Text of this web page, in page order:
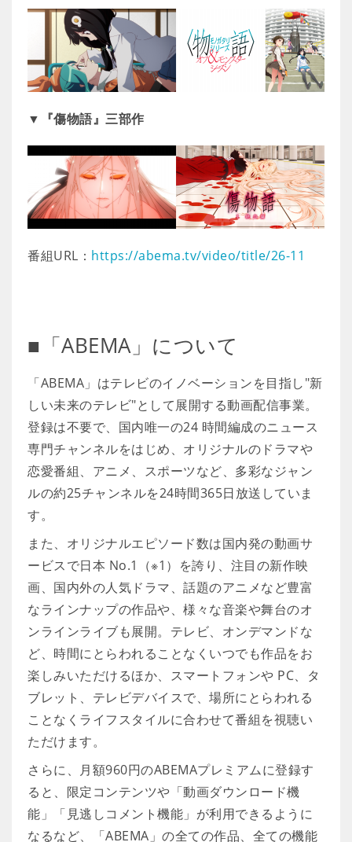
▼『傷物語』三部作
番組URL： https://abema.tv/video/title/26-11
■「ABEMA」について
「ABEMA」はテレビのイノベーションを目指し"新
しい未来のテレビ"として展開する動画配信事業。
登録は不要で、国内唯一の24 時間編成のニュース
専門チャンネルをはじめ、オリジナルのドラマや
恋愛番組、アニメ、スポーツなど、多彩なジャン
ルの約25チャンネルを24時間365日放送していま
す。
また、オリジナルエピソード数は国内発の動画サ
ービスで日本 No.1（※1）を誇り、注目の新作映
画、国内外の人気ドラマ、話題のアニメなど豊富
なラインナップの作品や、様々な音楽や舞台のオ
ンラインライブも展開。テレビ、オンデマンドな
ど、時間にとらわれることなくいつでも作品をお
楽しみいただけるほか、スマートフォンや PC、タ
ブレット、テレビデバイスで、場所にとらわれる
ことなくライフスタイルに合わせて番組を視聴い
ただけます。
さらに、月額960円のABEMAプレミアムに登録す
ると、限定コンテンツや「動画ダウンロード機
能」「見逃しコメント機能」が利用できるように
なるなど、「ABEMA」の全ての作品、全ての機能